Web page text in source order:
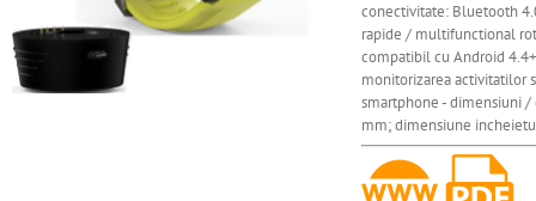
conectivitate: Bluetooth
rapide / multifunctional
compatibil cu Android
monitorizarea activitatilor
smartphone - dimensiuni
mm; dimensiune